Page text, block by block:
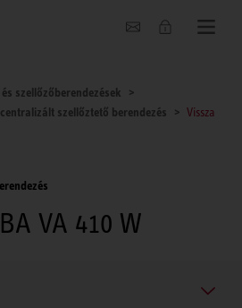
szellőzőberendezések
szellőztető berendezés
Vissza
VA 410 W